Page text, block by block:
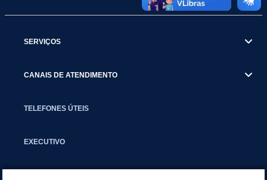
SERVIÇOS
CANAIS DE ATENDIMENTO
TELEFONES ÚTEIS
EXECUTIVO